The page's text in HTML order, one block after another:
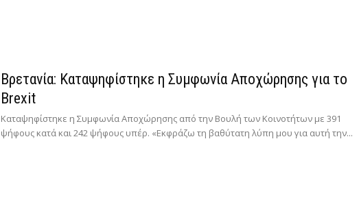
Βρετανία: Καταψηφίστηκε η Συμφωνία Αποχώρησης για το
Brexit
Καταψηφίστηκε η Συμφωνία Αποχώρησης από την Βουλή των Κοινοτήτων με 391
ψήφους κατά και 242 ψήφους υπέρ. «Εκφράζω τη βαθύτατη λύπη μου για αυτή την...